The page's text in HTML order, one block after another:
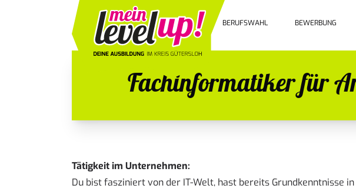
BERUFSWAHL BEWERBUNG
Fachinformatiker für
Tätigkeit im Unternehmen:
Du bist fasziniert von der IT-Welt, hast bereits Grundkenntnisse